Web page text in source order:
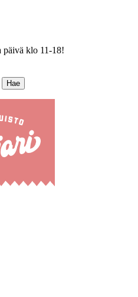
päivä klo 11-18!